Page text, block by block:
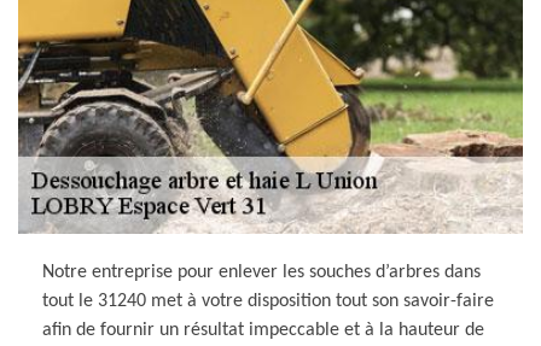
Notre entreprise pour enlever les souches d’arbres dans
tout le 31240 met à votre disposition tout son savoir-faire
afin de fournir un résultat impeccable et à la hauteur de